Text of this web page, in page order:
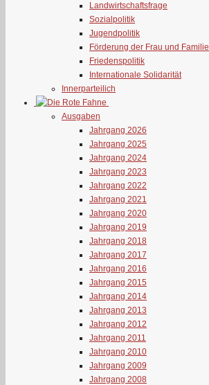
Landwirtschaftsfrage
Sozialpolitik
Jugendpolitik
Förderung der Frau und Familie
Friedenspolitik
Internationale Solidarität
Innerparteilich
Ausgaben
Jahrgang 2026
Jahrgang 2025
Jahrgang 2024
Jahrgang 2023
Jahrgang 2022
Jahrgang 2021
Jahrgang 2020
Jahrgang 2019
Jahrgang 2018
Jahrgang 2017
Jahrgang 2016
Jahrgang 2015
Jahrgang 2014
Jahrgang 2013
Jahrgang 2012
Jahrgang 2011
Jahrgang 2010
Jahrgang 2009
Jahrgang 2008